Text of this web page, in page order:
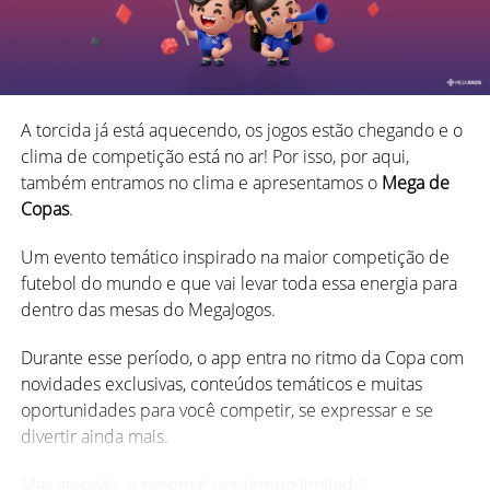
Mago Confuso:Não dá pra ser ter convicção o tempo
todo, não é mesmo? Nos seus momentos de dúvidas:
“Truca ou não truca?” ou “Descarto o curinga ou não?” até
mesmo deixar claro para o seu parceiro que não foi
Além disso, também temos outras reações carnavalescas
Um mês inteiro em clima de
aniversário
Assim que você entrar no MegaJogos, vai perceber que
alguma coisa está diferente.
para transformar cada partida em parte da nossa festa. A
decoração temática, a identidade visual comemorativa e a
trilha sonora ajudam a deixar seu aplicativo de jogos
ainda mais animado.
É só entrar e aproveitar o clima de aniversário!
Além das mudanças visuais, nesse mês você também
A torcida já está aquecendo, os jogos estão chegando e o
clima de competição está no ar! Por isso, por aqui,
também entramos no clima e apresentamos o Mega de
Copas.
Um evento temático inspirado na maior competição de
futebol do mundo e que vai levar toda essa energia para
dentro das mesas do MegaJogos.
Durante esse período, o app entra no ritmo da Copa com
novidades exclusivas, conteúdos temáticos e muitas
oportunidades para você competir, se expressar e se
divertir ainda mais.